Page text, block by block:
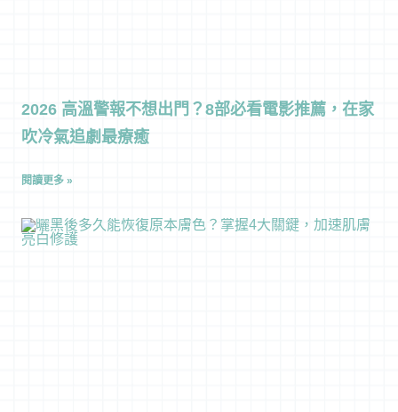
2026 高溫警報不想出門？8部必看電影推薦，在家
吹冷氣追劇最療癒
閱讀更多 »